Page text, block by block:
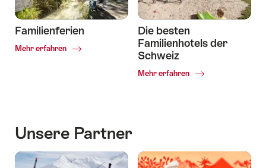
Familienferien
Mehr erfahren
Common.Of
Die besten
Familienhotels der
Schweiz
Mehr erfahren
Common.Of
Unsere Partner